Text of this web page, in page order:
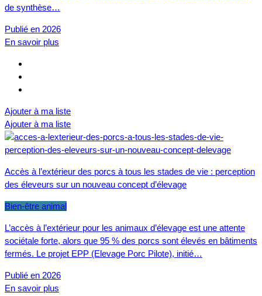
de synthèse…
Publié en 2026
En savoir plus
Ajouter à ma liste
Ajouter à ma liste
Accès à l’extérieur des porcs à tous les stades de vie : perception
des éleveurs sur un nouveau concept d’élevage
Bien-être animal
L’accès à l’extérieur pour les animaux d’élevage est une attente
sociétale forte, alors que 95 % des porcs sont élevés en bâtiments
fermés. Le projet EPP (Elevage Porc Pilote), initié…
Publié en 2026
En savoir plus